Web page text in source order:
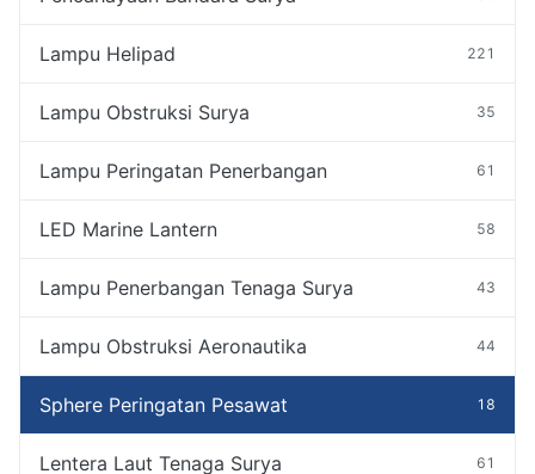
Lampu Helipad 221
Lampu Obstruksi Surya 35
Lampu Peringatan Penerbangan 61
LED Marine Lantern 58
Lampu Penerbangan Tenaga Surya 43
Lampu Obstruksi Aeronautika 44
Sphere Peringatan Pesawat 18
Lentera Laut Tenaga Surya 61